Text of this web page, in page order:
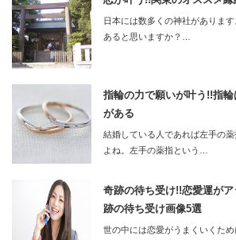
日本には数多くの神社がありま
あると思いますか？…
指輪の力で願いが叶う!!指
がある
結婚している人であれば左手の
よね。左手の薬指という…
奇跡の待ち受け!!恋愛運が
跡の待ち受け画像5選
世の中には恋愛がうまくいくた